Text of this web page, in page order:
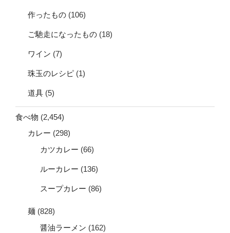
作ったもの (106)
ご馳走になったもの (18)
ワイン (7)
珠玉のレシピ (1)
道具 (5)
食べ物 (2,454)
カレー (298)
カツカレー (66)
ルーカレー (136)
スープカレー (86)
麺 (828)
醤油ラーメン (162)